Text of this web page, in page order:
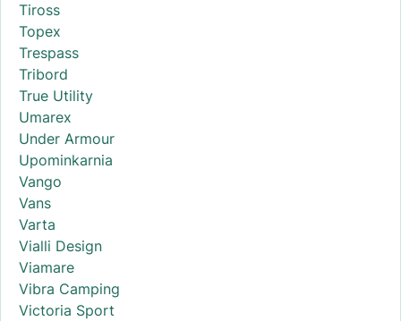
Tiross
Topex
Trespass
Tribord
True Utility
Umarex
Under Armour
Upominkarnia
Vango
Vans
Varta
Vialli Design
Viamare
Vibra Camping
Victoria Sport